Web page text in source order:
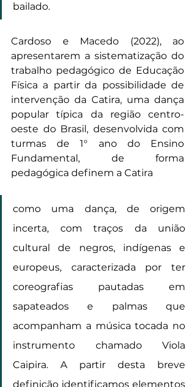
bailado.
Cardoso e Macedo (2022), ao
apresentarem a sistematização do
trabalho pedagógico de Educação
Física a partir da possibilidade de
intervenção da Catira, uma dança
popular típica da região centro-
oeste do Brasil, desenvolvida com
turmas de 1° ano do Ensino
Fundamental, de forma
pedagógica definem a Catira
como uma dança, de origem
incerta, com traços da união
cultural de negros, indígenas e
europeus, caracterizada por ter
coreografias pautadas em
sapateados e palmas que
acompanham a música tocada no
instrumento chamado Viola
Caipira. A partir desta breve
definição identificamos elementos